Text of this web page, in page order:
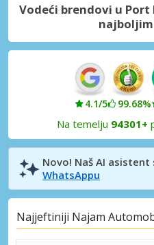
Vodeći brendovi u
4.1/5 99.68%
Na temelju 94301+
Novo! Naš AI
WhatsAppu
Najjeftiniji Najam